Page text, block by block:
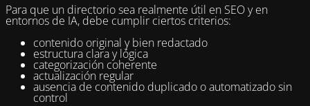
Para que un directorio sea realmente útil en SEO y en
entornos de IA, debe cumplir ciertos criterios:
contenido original y bien redactado
estructura clara y lógica
categorización coherente
actualización regular
ausencia de contenido duplicado o automatizado sin
control